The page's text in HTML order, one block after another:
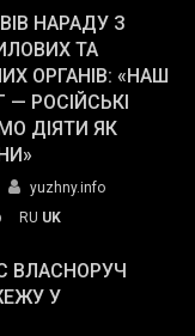
Street
Journal.
НАРАДУ З
ТА
ОРГАНІВ: «НАШ
— РОСІЙСЬКІ
ДІЯТИ ЯК
yuzhny.info
on
провів
нараду
RU UK
ВЛАСНОРУЧ
У